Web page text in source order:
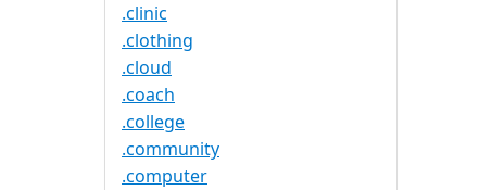
.clinic
.clothing
.cloud
.coach
.college
.community
.computer